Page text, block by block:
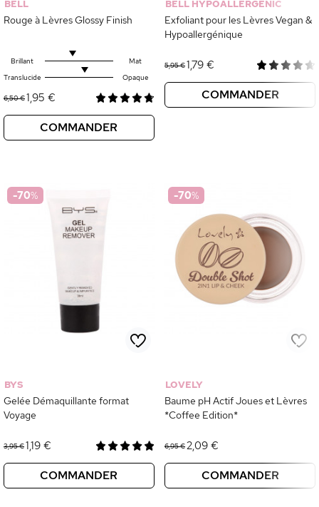
BELL
Rouge à Lèvres Glossy Finish
Brillant
Mat
Translucide
Opaque
6,50 €1,95 €
COMMANDER
BELL HYPOALLERGENIC
Exfoliant pour les Lèvres Vegan &
Hypoallergénique
5,95 €1,79 €
COMMANDER
-70%
BYS
Gelée Démaquillante format
Voyage
3,95 €1,19 €
COMMANDER
-70%
LOVELY
Baume pH Actif Joues et Lèvres
*Coffee Edition*
6,95 €2,09 €
COMMANDER